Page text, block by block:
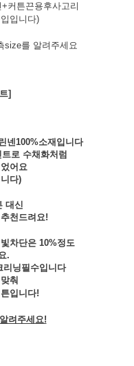
커튼끈용후사고리
입니다)
size를 알려주세요
]
넨100%소재입니다
로 수채화처럼
어요
다)
대신
천드려요!
차단은 10%정도
.
리닝필수입니다
춰
입니다!
려주세요!